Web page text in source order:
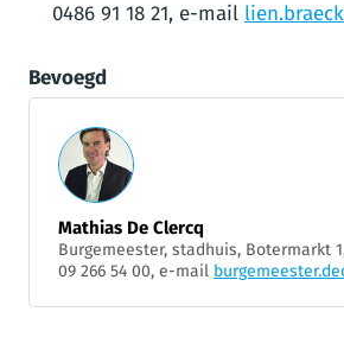
0486 91 18 21, e-mail
Bevoegd
Mathias De Clercq
Burgemeester, stadhuis, Botermarkt
09 266 54 00, e-mail